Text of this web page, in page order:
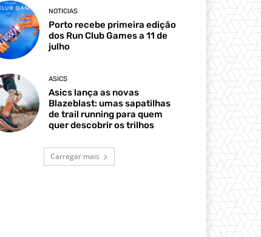
NOTICIAS
Porto recebe primeira edição
dos Run Club Games a 11 de
julho
ASICS
Asics lança as novas
Blazeblast: umas sapatilhas
de trail running para quem
quer descobrir os trilhos
Carregar mais